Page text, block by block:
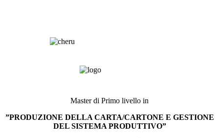
Master di Primo livello in
”PRODUZIONE DELLA CARTA/CARTONE E GESTIONE
DEL SISTEMA PRODUTTIVO”